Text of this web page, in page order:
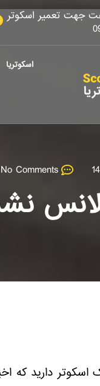
24 ساعت جهت تعمیر اسکوتر
اسکوتریا
No Comments
دارید که